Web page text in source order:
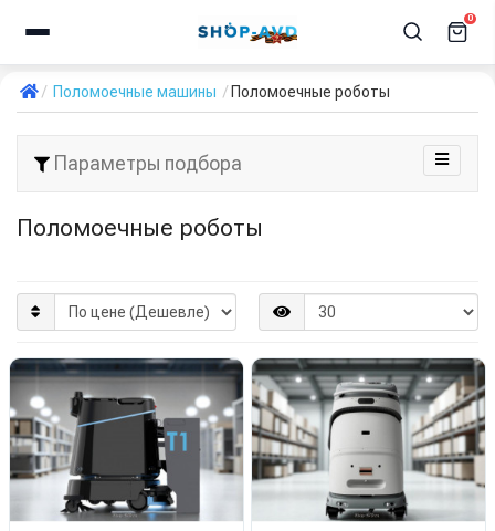
0
Поломоечные машины Поломоечные роботы
Параметры подбора
Поломоечные роботы